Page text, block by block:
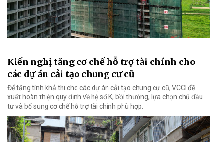
Kiến nghị tăng cơ chế hỗ trợ tài chính cho
các dự án cải tạo chung cư cũ
Để tăng tính khả thi cho các dự án cải tạo chung cư cũ, VCCI đề
xuất hoàn thiện quy định về hệ số K, bồi thường, lựa chọn chủ đầu
tư và bổ sung cơ chế hỗ trợ tài chính phù hợp.